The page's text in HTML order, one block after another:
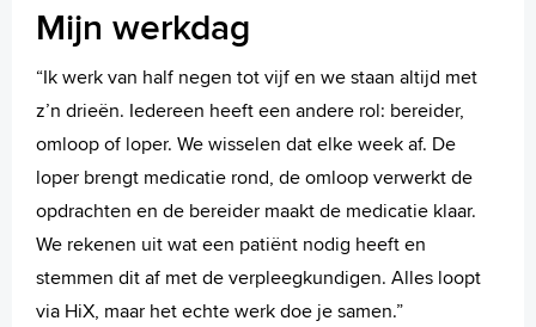
Mijn werkdag
“Ik werk van half negen tot vijf en we staan altijd met
z’n drieën. Iedereen heeft een andere rol: bereider,
omloop of loper. We wisselen dat elke week af. De
loper brengt medicatie rond, de omloop verwerkt de
opdrachten en de bereider maakt de medicatie klaar.
We rekenen uit wat een patiënt nodig heeft en
stemmen dit af met de verpleegkundigen. Alles loopt
via HiX, maar het echte werk doe je samen.”